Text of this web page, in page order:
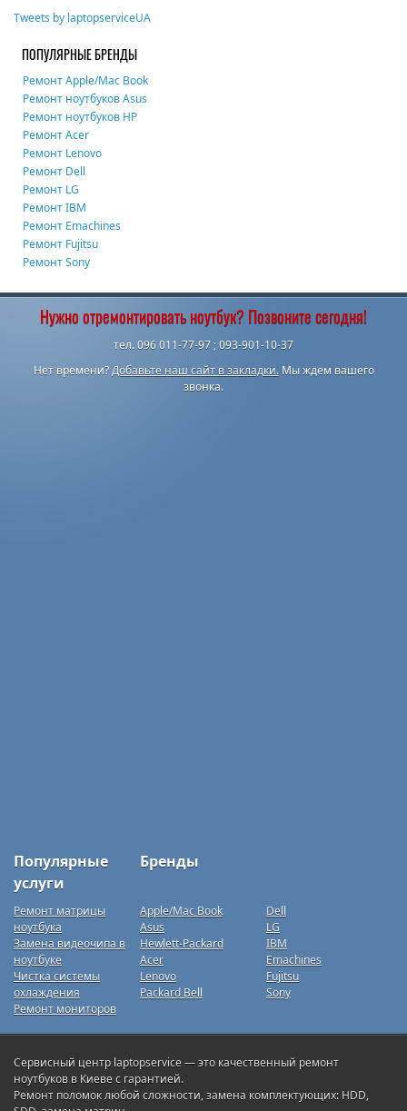
Tweets by laptopserviceUA
ПОПУЛЯРНЫЕ БРЕНДЫ
Ремонт Apple/Mac Book
Ремонт ноутбуков Asus
Ремонт ноутбуков HP
Ремонт Acer
Ремонт Lenovo
Ремонт Dell
Ремонт LG
Ремонт IBM
Ремонт Emachines
Ремонт Fujitsu
Ремонт Sony
Нужно отремонтировать ноутбук? Позвоните сегодня!
тел. 096 011-77-97 ; 093-901-10-37
Нет времени?Добавьте наш сайт в закладки.Мы ждем вашего
звонка.
Популярные
услуги
Бренды
Ремонт матрицы
ноутбука
Замена видеочипа в
ноутбуке
Чистка системы
охлаждения
Ремонт мониторов
Apple/Mac Book
Asus
Hewlett-Packard
Acer
Lenovo
Packard Bell
Dell
LG
IBM
Emachines
Fujitsu
Sony
Сервисный центр laptopservice — это качественный ремонт
ноутбуков в Киеве с гарантией.
Ремонт поломок любой сложности, замена комплектующих: HDD,